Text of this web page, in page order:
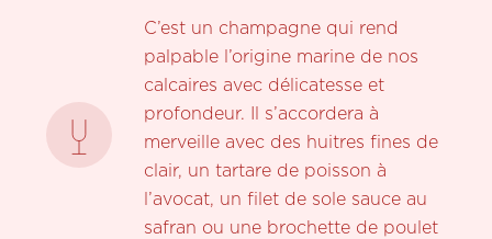
C’est un champagne qui rend
palpable l’origine marine de nos
calcaires avec délicatesse et
profondeur. Il s’accordera à
merveille avec des huitres fines de
clair, un tartare de poisson à
l’avocat, un filet de sole sauce au
safran ou une brochette de poulet